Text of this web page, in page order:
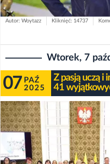
Autor: Woytazz Kliknięć: 14737
Wtorek, 7
07 PAŹ
2025
Z pasją uczą i
41